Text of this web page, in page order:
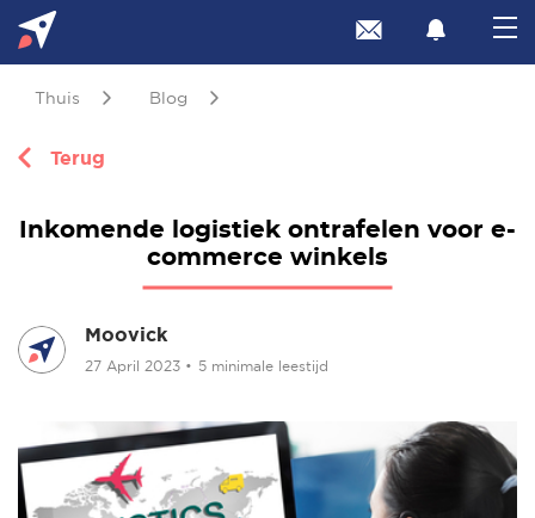
Thuis Blog
Terug
Inkomende logistiek ontrafelen voor e-
commerce winkels
Moovick
27 April 2023 • 5 minimale leestijd